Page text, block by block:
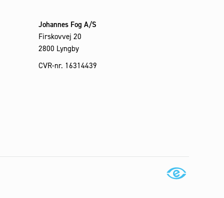
Johannes Fog A/S
Firskovvej 20
2800 Lyngby
CVR-nr. 16314439